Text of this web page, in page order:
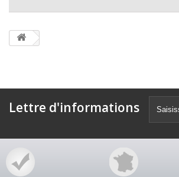
Lettre d'informations